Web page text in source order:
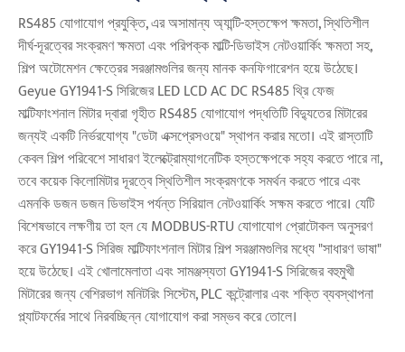
RS485 যোগাযোগ প্রযুক্তি, এর অসামান্য অ্যান্টি-হস্তক্ষেপ ক্ষমতা, স্থিতিশীল
দীর্ঘ-দূরত্বের সংক্রমণ ক্ষমতা এবং পরিপক্ক মাল্টি-ডিভাইস নেটওয়ার্কিং ক্ষমতা সহ,
শিল্প অটোমেশন ক্ষেত্রের সরঞ্জামগুলির জন্য মানক কনফিগারেশন হয়ে উঠেছে।
Geyue GY1941-S সিরিজের LED LCD AC DC RS485 থ্রি ফেজ
মাল্টিফাংশনাল মিটার দ্বারা গৃহীত RS485 যোগাযোগ পদ্ধতিটি বিদ্যুতের মিটারের
জন্যই একটি নির্ভরযোগ্য "ডেটা এক্সপ্রেসওয়ে" স্থাপন করার মতো। এই রাস্তাটি
কেবল শিল্প পরিবেশে সাধারণ ইলেক্ট্রোম্যাগনেটিক হস্তক্ষেপকে সহ্য করতে পারে না,
তবে কয়েক কিলোমিটার দূরত্বে স্থিতিশীল সংক্রমণকে সমর্থন করতে পারে এবং
এমনকি ডজন ডজন ডিভাইস পর্যন্ত সিরিয়াল নেটওয়ার্কিং সক্ষম করতে পারে। যেটি
বিশেষভাবে লক্ষণীয় তা হল যে MODBUS-RTU যোগাযোগ প্রোটোকল অনুসরণ
করে GY1941-S সিরিজ মাল্টিফাংশনাল মিটার শিল্প সরঞ্জামগুলির মধ্যে "সাধারণ ভাষা"
হয়ে উঠেছে। এই খোলামেলাতা এবং সামঞ্জস্যতা GY1941-S সিরিজের বহুমুখী
মিটারের জন্য বেশিরভাগ মনিটরিং সিস্টেম, PLC কন্ট্রোলার এবং শক্তি ব্যবস্থাপনা
প্ল্যাটফর্মের সাথে নিরবচ্ছিন্ন যোগাযোগ করা সম্ভব করে তোলে।